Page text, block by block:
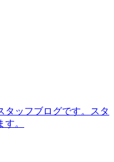
タッフブログです。スタ
。